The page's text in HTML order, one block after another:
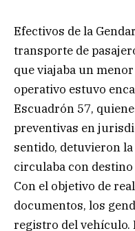
Efectivos de la
transporte de
que viajaba un
operativo estuvo
Escuadrón 57,
preventivas en
sentido, detuvieron
circulaba con destino
Con el objetivo de
documentos, los
registro del vehículo.